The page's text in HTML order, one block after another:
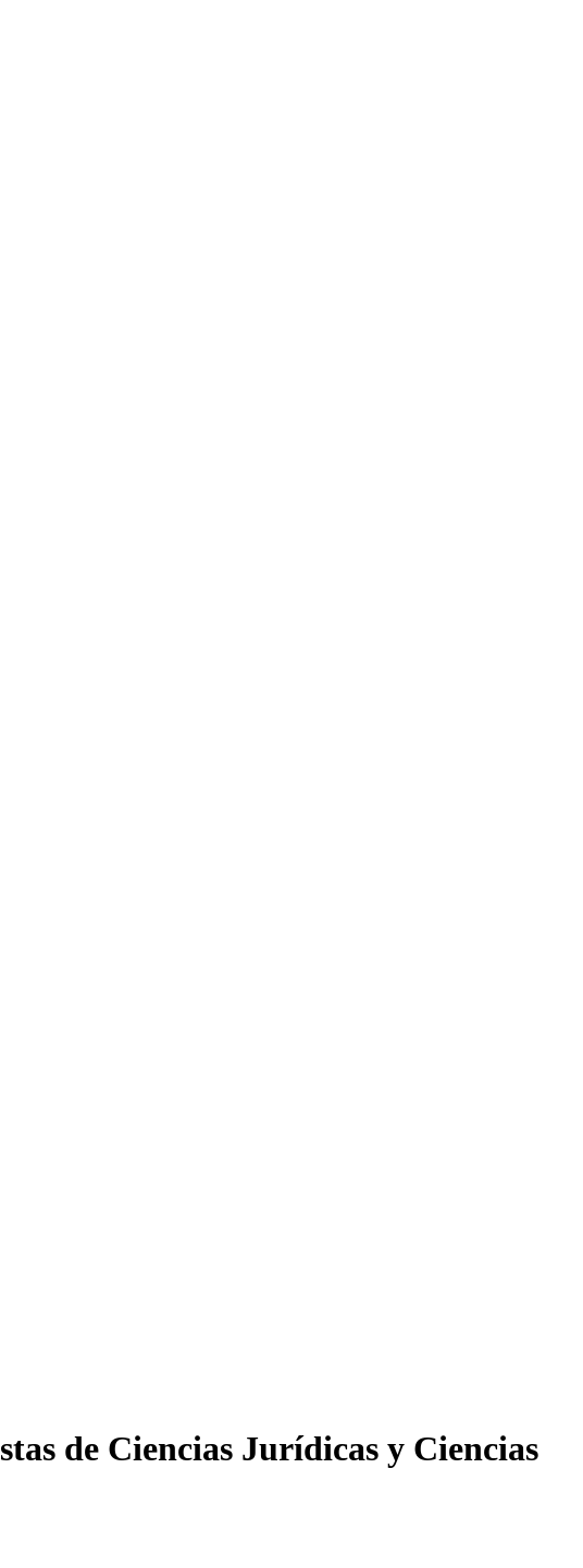
de Ciencias Jurídicas y Ciencias